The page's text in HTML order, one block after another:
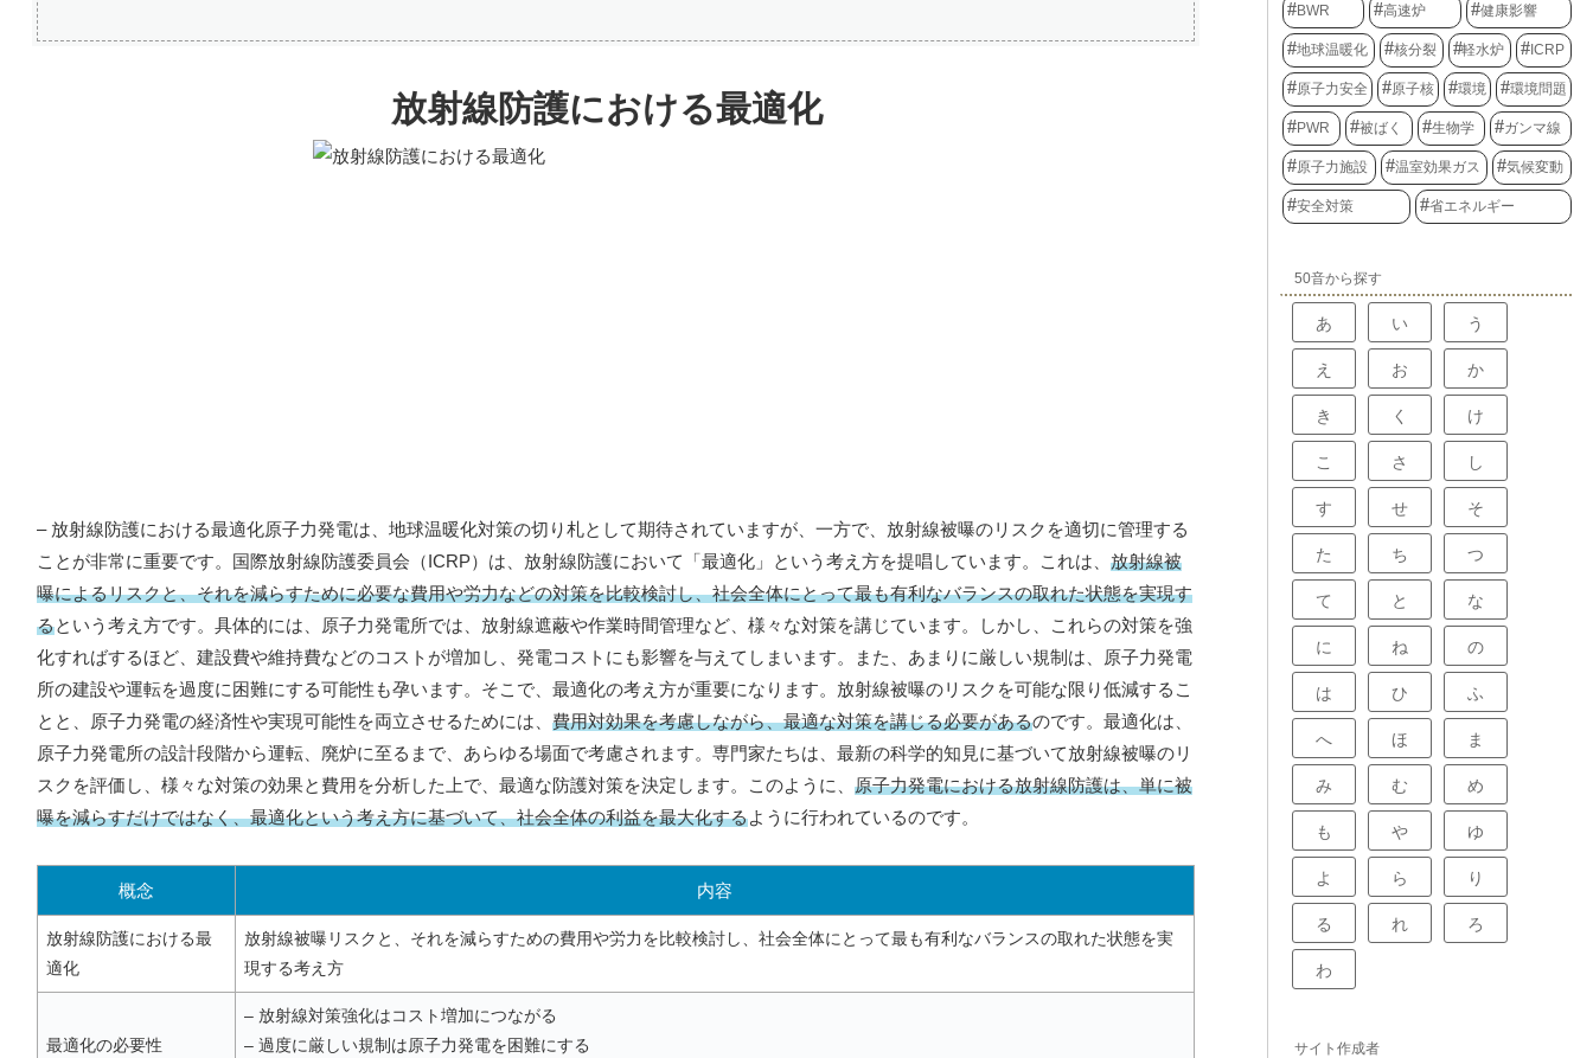
放射線防護における最適化
– 放射線防護における最適化原子力発電は、地球温暖化対策の切り札として期待されていますが、一方で、放射線被曝のリスクを適切に管理する
ことが非常に重要です。国際放射線防護委員会（ICRP）は、放射線防護において「最適化」という考え方を提唱しています。これは、 放射線被
曝によるリスクと、それを減らすために必要な費用や労力などの対策を比較検討し、社会全体にとって最も有利なバランスの取れた状態を実現す
るという考え方です。具体的には、原子力発電所では、放射線遮蔽や作業時間管理など、様々な対策を講じています。しかし、これらの対策を強
化すればするほど、建設費や維持費などのコストが増加し、発電コストにも影響を与えてしまいます。また、あまりに厳しい規制は、原子力発電
所の建設や運転を過度に困難にする可能性も孕います。そこで、最適化の考え方が重要になります。放射線被曝のリスクを可能な限り低減するこ
とと、原子力発電の経済性や実現可能性を両立させるためには、 費用対効果を考慮しながら、最適な対策を講じる必要があるのです。最適化は、
原子力発電所の設計段階から運転、廃炉に至るまで、あらゆる場面で考慮されます。専門家たちは、最新の科学的知見に基づいて放射線被曝のリ
スクを評価し、様々な対策の効果と費用を分析した上で、最適な防護対策を決定します。このように、 原子力発電における放射線防護は、単に被
曝を減らすだけではなく、最適化という考え方に基づいて、社会全体の利益を最大化するように行われているのです。
概念 内容
放射線防護における最
適化
放射線被曝リスクと、それを減らすための費用や労力を比較検討し、社会全体にとって最も有利なバランスの取れた状態を実
現する考え方
最適化の必要性
– 放射線対策強化はコスト増加につながる
– 過度に厳しい規制は原子力発電を困難にする
BWR 高速炉 健康影響
地球温暖化 核分裂 軽水炉 ICRP
原子力安全 原子核 環境 環境問題
PWR 被ばく 生物学 ガンマ線
原子力施設 温室効果ガス 気候変動
安全対策 省エネルギー
50音から探す
あ い う
え お か
き く け
こ さ し
す せ そ
た ち つ
て と な
に ね の
は ひ ふ
へ ほ ま
み む め
も や ゆ
よ ら り
る れ ろ
わ
サイト作成者